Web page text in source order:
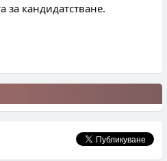
за кандидатстване.